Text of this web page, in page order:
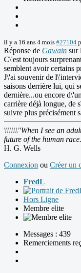
il y a 16 ans 4 mois #27104
Réponse de Gawain sur
C\'est toujours
semblent avoir certains
J\'ai souvenir de
saisons derrière lui, qui
dernière...ou encore
carrière déjà longue, de
suivre plus précisément
\\\\\\\"When I see an
future of the human
H. G. Wells
Connexion ou Créer un
FredL
Hors Ligne
Membre elite
Messages : 439
Remerciements